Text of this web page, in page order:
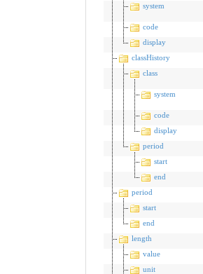
system
code
display
classHistory
class
system
code
display
period
start
end
period
start
end
length
value
unit